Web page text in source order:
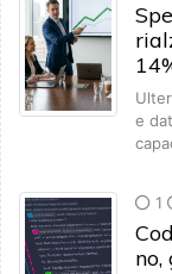
e
1
no,